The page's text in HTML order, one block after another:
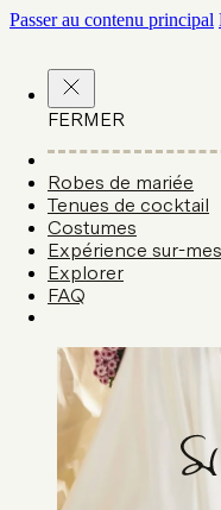
Passer au contenu principal
FERMER
Robes de mariée
Tenues de cocktail
Costumes
Expérience sur-
Explorer
FAQ